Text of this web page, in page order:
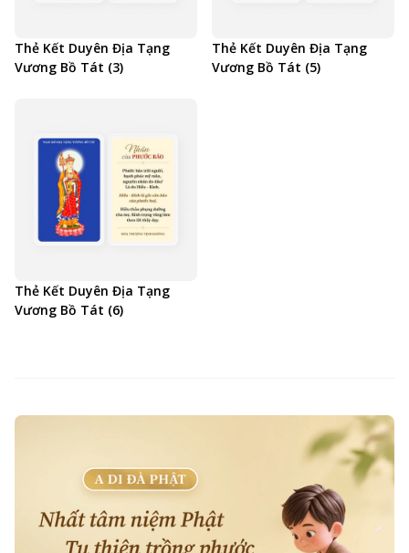
Thẻ Kết Duyên Địa Tạng
Vương Bồ Tát (3)
Thẻ Kết Duyên Địa Tạng
Vương Bồ Tát (5)
Thẻ Kết Duyên Địa Tạng
Vương Bồ Tát (6)